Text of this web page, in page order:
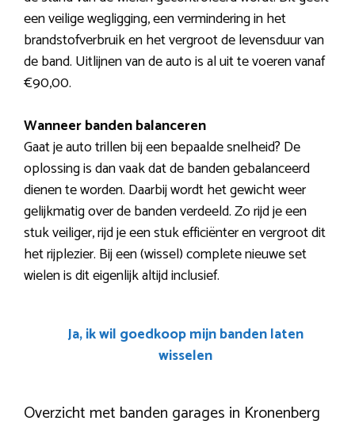
een veilige wegligging, een vermindering in het
brandstofverbruik en het vergroot de levensduur van
de band. Uitlijnen van de auto is al uit te voeren vanaf
€90,00.
Wanneer banden balanceren
Gaat je auto trillen bij een bepaalde snelheid? De
oplossing is dan vaak dat de banden gebalanceerd
dienen te worden. Daarbij wordt het gewicht weer
gelijkmatig over de banden verdeeld. Zo rijd je een
stuk veiliger, rijd je een stuk efficiënter en vergroot dit
het rijplezier. Bij een (wissel) complete nieuwe set
wielen is dit eigenlijk altijd inclusief.
Ja, ik wil goedkoop mijn banden laten
wisselen
Overzicht met banden garages in Kronenberg